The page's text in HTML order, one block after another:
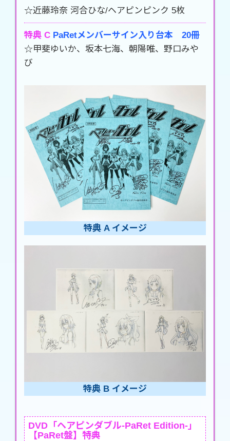
☆近藤玲奈 河合ひな/ヘアピンピンク 5枚
特典 C PaRetメンバーサイン入り台本 20冊
☆甲斐ゆいか、坂本七海、朝陽唯、野口みや
び
特典 A イメージ
特典 B イメージ
DVD「ヘアピンダブル-PaRet Edition-」
【PaRet盤】特典